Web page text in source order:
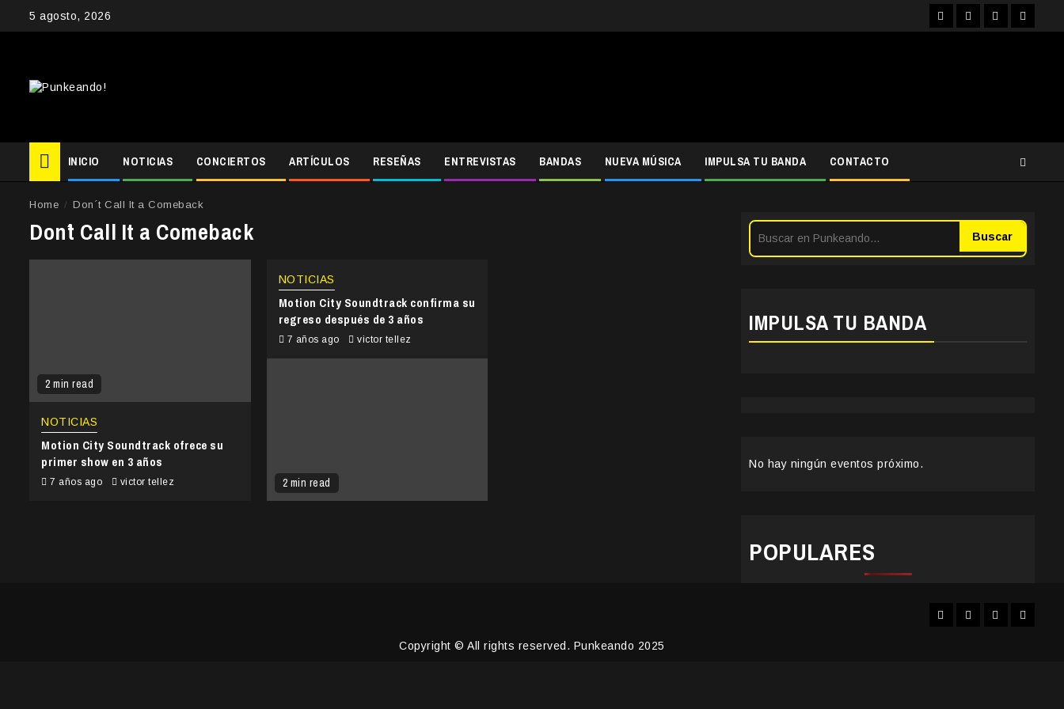
5 agosto, 2026 FacebookInstagram
YouTubeTwitter
INICIO NOTICIAS CONCIERTOS ARTÍCULOS RESEÑAS ENTREVISTAS BANDAS NUEVA MÚSICA IMPULSA TU BANDA CONTACTO
Home Don´t Call It a Comeback
Don´t Call It a Comeback
2 min read
NOTICIAS
Motion City Soundtrack ofrece su
primer show en 3 años
7 años ago victor tellez 2 min read
NOTICIAS
Motion City Soundtrack confirma su
regreso después de 3 años
7 años ago victor tellez
Buscar
IMPULSA TU BANDA
No hay ningún eventos próximo.
POPULARES
FacebookInstagram
YouTubeTwitter
Copyright © All rights reserved. Punkeando 2025